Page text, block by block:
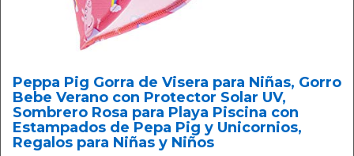
Peppa Pig Gorra de Visera para Niñas, Gorro
Bebe Verano con Protector Solar UV,
Sombrero Rosa para Playa Piscina con
Estampados de Pepa Pig y Unicornios,
Regalos para Niñas y Niños